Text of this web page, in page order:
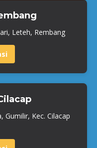
Leteh, Rembang
Gumilir, Kec. Cilacap